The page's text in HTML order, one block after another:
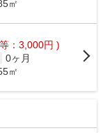
㎡
：3,000円 )
0ヶ月
㎡